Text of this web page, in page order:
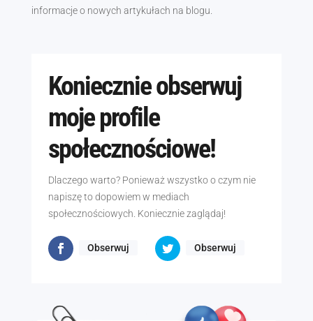
informacje o nowych artykułach na blogu.
Koniecznie obserwuj
moje profile
społecznościowe!
Dlaczego warto? Ponieważ wszystko o czym nie
napiszę to dopowiem w mediach
społecznościowych. Koniecznie zaglądaj!
Obserwuj Obserwuj